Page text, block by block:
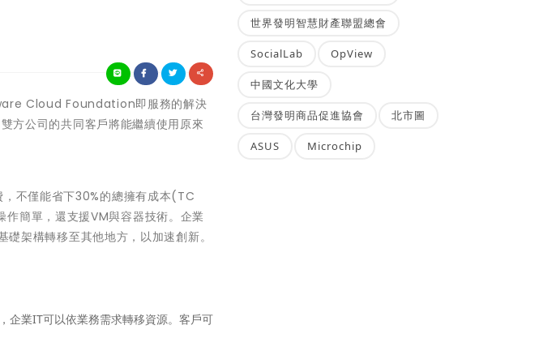
Cloud Foundation即服務的解決
公司的共同客戶將能繼續使用原來
不僅能省下30%的總擁有成本(TC
簡單，還支援VM與容器技術。企業
架構轉移至其他地方，以加速創新。
業IT可以依業務需求轉移資源。客戶可
世界發明智慧財產聯盟總會
SocialLab OpView
中國文化大學
台灣發明商品促進協會 北市圖
ASUS Microchip